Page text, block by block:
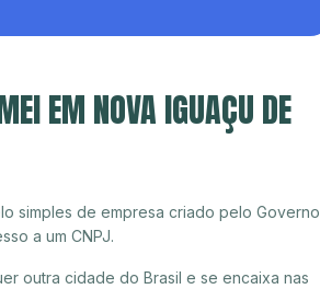
EM NOVA IGUAÇU DE
simples de empresa criado pelo Governo
a um CNPJ.
outra cidade do Brasil e se encaixa nas